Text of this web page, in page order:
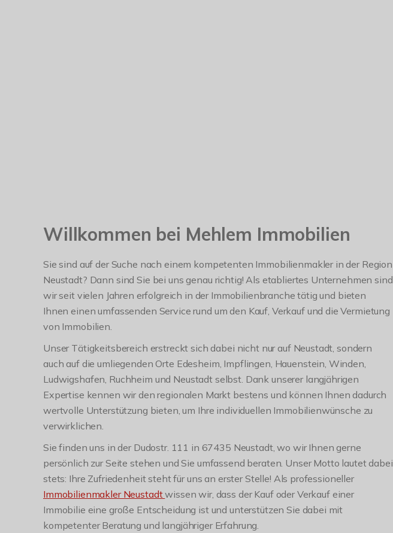
Willkommen bei Mehlem Immobilien
Sie sind auf der Suche nach einem kompetenten Immobilienmakler in der Region
Neustadt? Dann sind Sie bei uns genau richtig! Als etabliertes Unternehmen sind
wir seit vielen Jahren erfolgreich in der Immobilienbranche tätig und bieten
Ihnen einen umfassenden Service rund um den Kauf, Verkauf und die Vermietung
von Immobilien.
Unser Tätigkeitsbereich erstreckt sich dabei nicht nur auf Neustadt, sondern
auch auf die umliegenden Orte Edesheim, Impflingen, Hauenstein, Winden,
Ludwigshafen, Ruchheim und Neustadt selbst. Dank unserer langjährigen
Expertise kennen wir den regionalen Markt bestens und können Ihnen dadurch
wertvolle Unterstützung bieten, um Ihre individuellen Immobilienwünsche zu
verwirklichen.
Sie finden uns in der Dudostr. 111 in 67435 Neustadt, wo wir Ihnen gerne
persönlich zur Seite stehen und Sie umfassend beraten. Unser Motto lautet dabei
stets: Ihre Zufriedenheit steht für uns an erster Stelle! Als professioneller
Immobilienmakler Neustadtwissen wir, dass der Kauf oder Verkauf einer
Immobilie eine große Entscheidung ist und unterstützen Sie dabei mit
kompetenter Beratung und langjähriger Erfahrung.